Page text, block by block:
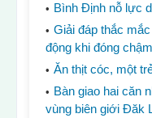
Bình Định nỗ lực
Giải đáp thắc
động khi đóng
Ăn thịt cóc, một
Bàn giao hai căn
vùng biên giới Đăk